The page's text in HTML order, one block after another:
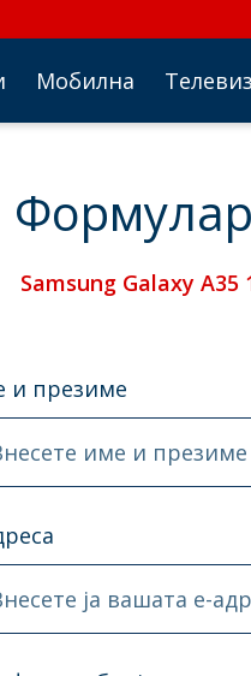
Мобилна
Samsung Galaxy
и презиме
име и презиме
ја вашата e-